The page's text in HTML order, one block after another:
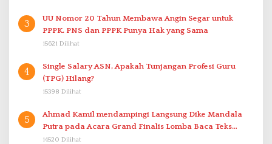
3
UU Nomor 20 Tahun Membawa Angin Segar untuk
PPPK. PNS dan PPPK Punya Hak yang Sama
15621 Dilihat
4
Single Salary ASN, Apakah Tunjangan Profesi Guru
(TPG) Hilang?
15398 Dilihat
5
Ahmad Kamil mendampingi Langsung Dike Mandala
Putra pada Acara Grand Finalis Lomba Baca Teks
Proklamasi Mirip Bung Karno di Bali
14520 Dilihat